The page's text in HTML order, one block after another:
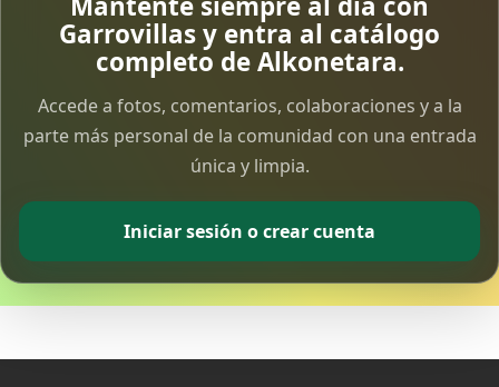
Garrovillas y entra al catálogo
completo de Alkonetara.
Accede a fotos, comentarios, colaboraciones y a la
parte más personal de la comunidad con una entrada
única y limpia.
Iniciar sesión o crear cuenta